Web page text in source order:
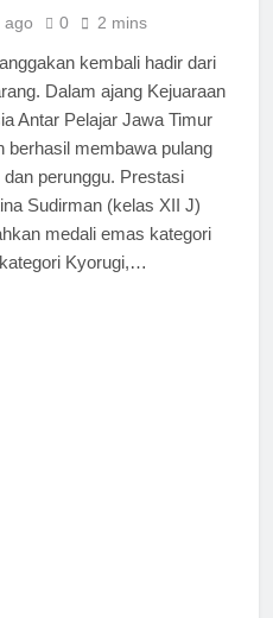
ago 0 2 mins
kembali hadir dari
Dalam ajang Kejuaraan
Antar Pelajar Jawa Timur
berhasil membawa pulang
perunggu. Prestasi
Sudirman (kelas XII J)
medali emas kategori
Kyorugi,…